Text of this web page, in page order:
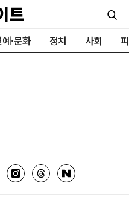
·문화 정치 사회